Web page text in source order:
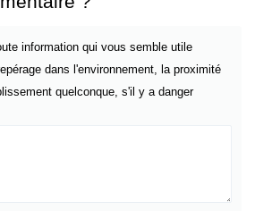
information qui vous semble utile
dans l'environnement, la proximité
quelconque, s'il y a danger